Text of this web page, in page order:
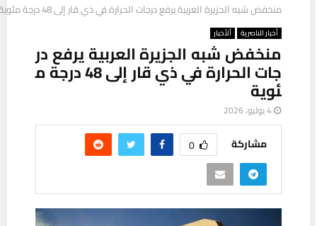
منخفض شبه الجزيرة العربية يرفع درجات الحرارة في ذي قار إلى 48 درجة مئوية
أخبار الناصرية ألأخبار
منخفض شبه الجزيرة العربية يرفع در
جات الحرارة في ذي قار إلى 48 درجة م
ئوية
4 يوليو، 2026
مشاركة 0